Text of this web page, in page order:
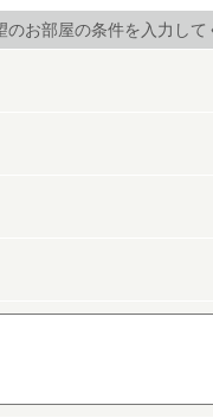
お部屋の条件を入力して